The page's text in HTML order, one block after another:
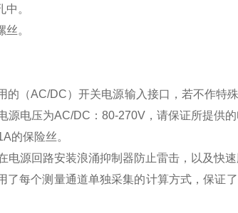
。
。
的（AC/DC）开关电源输入接口，若不作特
源电压为AC/DC ： 80-270V ，请保证所提供
的保险丝。
电源回路安装浪涌抑制器防止雷击，以及快速
了每个测量通道单独采集的计算方式，保证